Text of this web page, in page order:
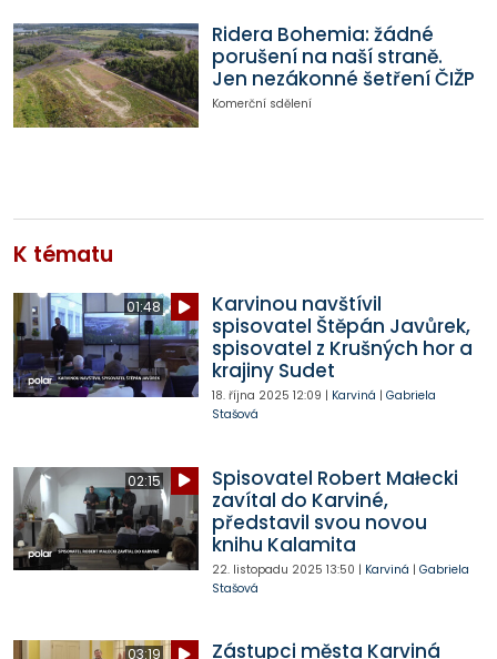
Ridera Bohemia: žádné
porušení na naší straně.
Jen nezákonné šetření ČIŽP
Komerční sdělení
K tématu
01:48
Karvinou navštívil
spisovatel Štěpán Javůrek,
spisovatel z Krušných hor a
krajiny Sudet
18. října 2025 12:09 | Karviná | Gabriela
Stašová
02:15
Spisovatel Robert Małecki
zavítal do Karviné,
představil svou novou
knihu Kalamita
22. listopadu 2025 13:50 | Karviná | Gabriela
Stašová
03:19 Zástupci města Karviná